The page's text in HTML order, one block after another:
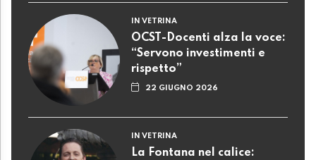
IN VETRINA
OCST-Docenti alza la voce:
“Servono investimenti e
rispetto”
22 GIUGNO 2026
IN VETRINA
La Fontana nel calice: